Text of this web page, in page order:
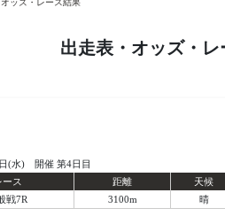
ッズ・レース結果
出走表・オッズ・レ
(水) 開催 第4日目
ース 距離
天候
戦7R 3100m 晴